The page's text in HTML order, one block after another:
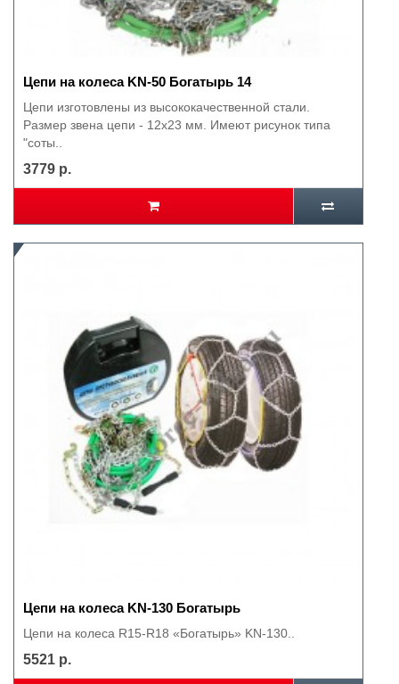
Цепи на колеса KN-50 Богатырь 14
Цепи изготовлены из высококачественной стали.
Размер звена цепи - 12х23 мм. Имеют рисунок типа
"соты..
3779 р.
Цепи на колеса KN-130 Богатырь
Цепи на колеса R15-R18 «Богатырь» KN-130..
5521 р.